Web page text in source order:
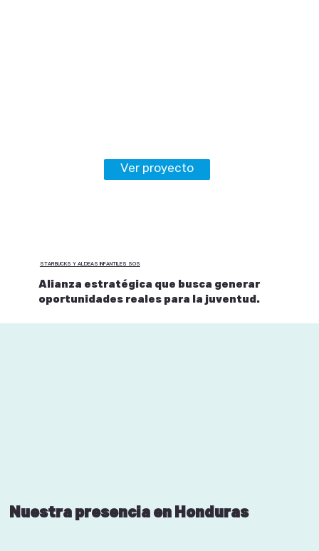
STARBUCKS Y ALDEAS INFANTILES SOS
Alianza estratégica que busca generar
oportunidades reales para la juventud.
Ver proyecto
Nuestra presencia en Honduras